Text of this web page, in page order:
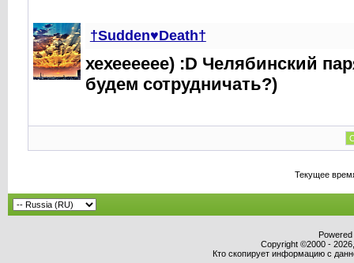
†Sudden♥Death†
хехееееее) :D Челябинский
будем сотрудничать?)
Текущее
Copyright ©2000 -
Кто скопирует информацию с